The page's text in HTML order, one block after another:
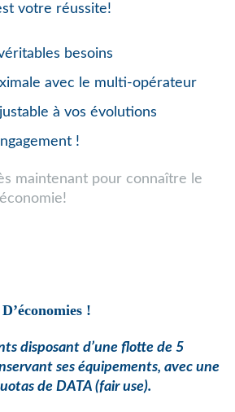
votre réussite!
besoins
avec le multi-opérateur
à vos évolutions
!
maintenant pour connaître le
!
disposant d’une flotte de 5
ses équipements, avec une
de DATA (fair use).